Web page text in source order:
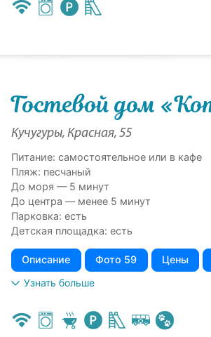
Гостевой дом
Кучугуры, Красная, 55
Питание: самостоятельное или в кафе
Пляж: песчаный
До моря — 5 минут
До центра — менее 5 минут
Парковка: есть
Детская площадка: есть
Описание Фото 59 Цены
Узнать больше